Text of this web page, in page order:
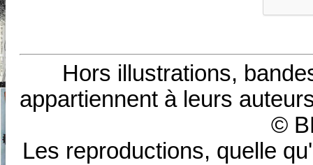
Hors illustrations,
appartiennent à leurs
©
Les reproductions, quelle